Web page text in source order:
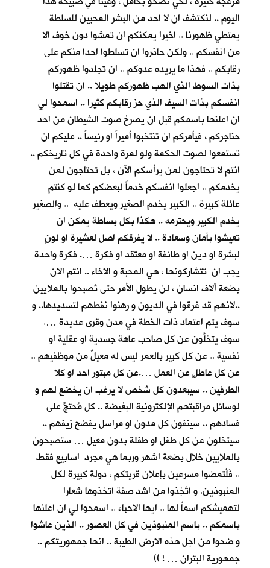
اليوم .. لنكتشف ان لا احد من البشر المحبين للسلطة
يمتطي ظهورنا .. اخيرا يمكنكم ان تمشوا دون خوف الا
من انفسكم .. ولكن حاذروا ان تسلطوا احدا منكم على
رقابكم .. فهذا ما يريده عدوكم .. ان تجلدوا ظهوركم
بذات السوط الذي الهب ظهوركم طويلا .. ان تقتلوا
انفسكم بذات السيف الذي حز رقابكم كثيرا .. اسمحوا لي
ان اعلنها باسمكم قبل ان يصرخ صوت الشيطان من احد
حناجركم ، فيأمركم ان تنتخبوا أميراً او رئيساً .. عليكم ان
تستمعوا لصوت الحكمة ولو لمرة واحدة في كل تاريخكم ..
انتم لا تحتاجون لمن يرأسكم الآن ، بل تحتاجون لمن
يخدمكم .. اجعلوا انفسكم خدماً لبعضكم كما لو كنتم
عائلة كبيرة .. الكبير يخدم الصغير ويعطف عليه .. والصغير
يخدم الكبير ويحترمه .. هكذا بكل بساطة يمكن ان
تعيشوا بأمان وسعادة .. لا يفرقكم اصلٍ لعشيرة او لونٍ
لبشرة او دين او طائفة او معتقد او فكرة …. فكرة واحدة
يجب ان تتشاركونها ، هي المحبة و الاخاء .. انتم الان
بضعة آلاف انسان ، لن يطول الأمر حتى تُصبحوا بالملايين
..لانهم قد غرقوا في الديون و رهنوا نفطهم لتسديدها.. و
سوف يتم اعتماد ذات الخطة في مدن وقرى عديدة ….
سوف يتخلَّون عن كل صاحب عاهة جسدية او عقلية او
نفسية .. عن كل كبير بالعمر ليس له معيلٌ من موظفيهم ..
عن كل عاطلٍ عن العمل ….عن كل مبتور احد او كلا
الطرفين .. سيبعدون كل شخص لا يرغب ان يخضع لهم و
لوسائل مراقبتهم الإلكترونية البغيضة .. كل مُحتجٍّ على
فسادهم .. سينفون كل مدون او مراسل يفضح زيفهم ..
سيتخلون عن كل طفل او طفلة بدون معيل … ستصبحون
بالملايين خلال بضعة اشهر وربما هي مجرد اسابيع فقط
.. فَلْتمضوا مسرعين بإعلان قريتكم ، دولة كبيرة لكل
المنبوذين. و اتَّخِذوا من اشد صفة اتخذوها شعارا
لتهميشكم اسماً لها .. ايها الاحباء .. اسمحوا لي ان اعلنها
باسمكم .. باسم المنبوذين في كل العصور .. الذين عاشوا
و ضحوا من اجل هذه الارض الطيبة .. انها جمهوريتكم ..
جمهورية البتران … ! ))